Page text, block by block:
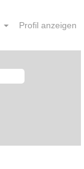
Profil anzeigen